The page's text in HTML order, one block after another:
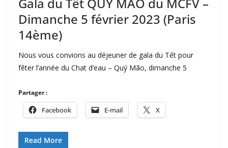
Dimanche 5 février 2023 (Paris
14ème)
Nous vous convions au déjeuner de gala du Tết pour
fêter l’année du Chat d’eau – Quý Mão, dimanche 5
Partager :
Facebook E-mail X
Read More